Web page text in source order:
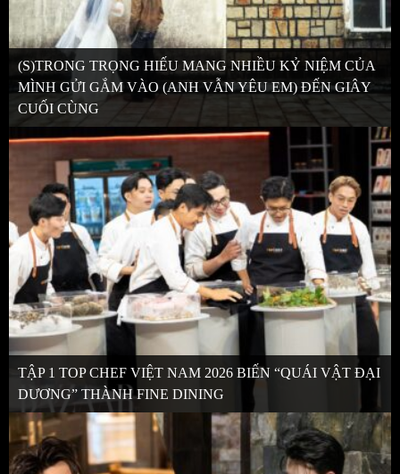
(S)TRONG TRỌNG HIẾU MANG NHIỀU KỶ NIỆM CỦA
MÌNH GỬI GẮM VÀO (ANH VẪN YÊU EM) ĐẾN GIÂY
CUỐI CÙNG
TẬP 1 TOP CHEF VIỆT NAM 2026 BIẾN “QUÁI VẬT ĐẠI
DƯƠNG” THÀNH FINE DINING